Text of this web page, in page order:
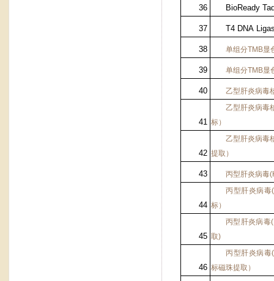
36 BioReady
37 T4 DNA
38 单组分TMB显
39 单组分TMB显
40 乙型肝炎病毒
41
乙型肝炎病毒
标）
42
乙型肝炎病毒
提取）
43 丙型肝炎病毒
44
丙型肝炎病毒
标）
45
丙型肝炎病毒
取)
46
丙型肝炎病毒
标磁珠提取）